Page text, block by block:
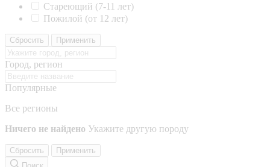
Стареющий (7-11 лет)
Пожилой (от 12 лет)
Сбросить Применить
Город, регион
Популярные
Все регионы
Ничего не найдено Укажите другую породу
Сбросить
Применить